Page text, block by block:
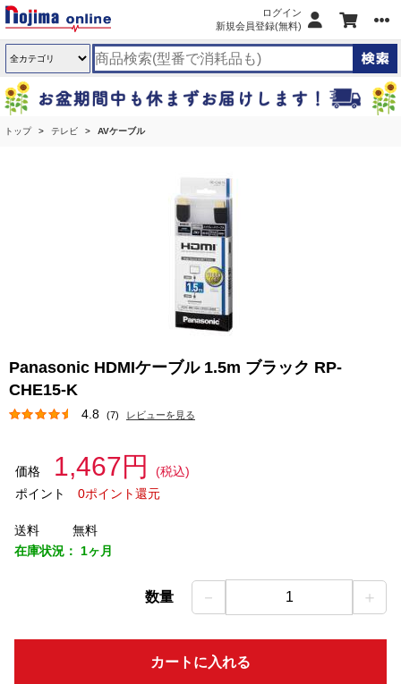
ログイン
新規会員登録(無料)
トップ テレビ AVケーブル
Panasonic HDMIケーブル 1.5m ブラック RP-
CHE15-K
4.8 (7) レビューを見る
価格 1,467円
(税込)
ポイント
0ポイント還元
送料
無料
在庫状況： 1ヶ月
数量 － 1 ＋
カートに入れる